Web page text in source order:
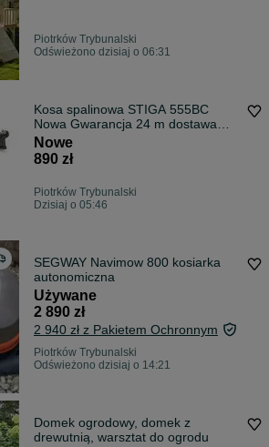
Piotrków Trybunalski
Odświeżono dzisiaj o 06:31
Kosa spalinowa STIGA 555BC
Nowa Gwarancja 24 m dostawa
Nóż szelki HIT 2,2kM Nie Sthil
Husqvarna wysyłka 24h Gratis
Zadzwoń zamów ! Hit 2026
Nowe
890 zł
Piotrków Trybunalski
Dzisiaj o 05:46
SEGWAY Navimow 800 kosiarka
autonomiczna
Używane
2 890 zł
2 940 zł z Pakietem Ochronnym
Piotrków Trybunalski
Odświeżono dzisiaj o 14:21
Domek ogrodowy, domek z
drewutnią, warsztat do ogrodu